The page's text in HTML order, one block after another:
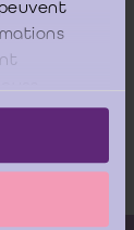
du